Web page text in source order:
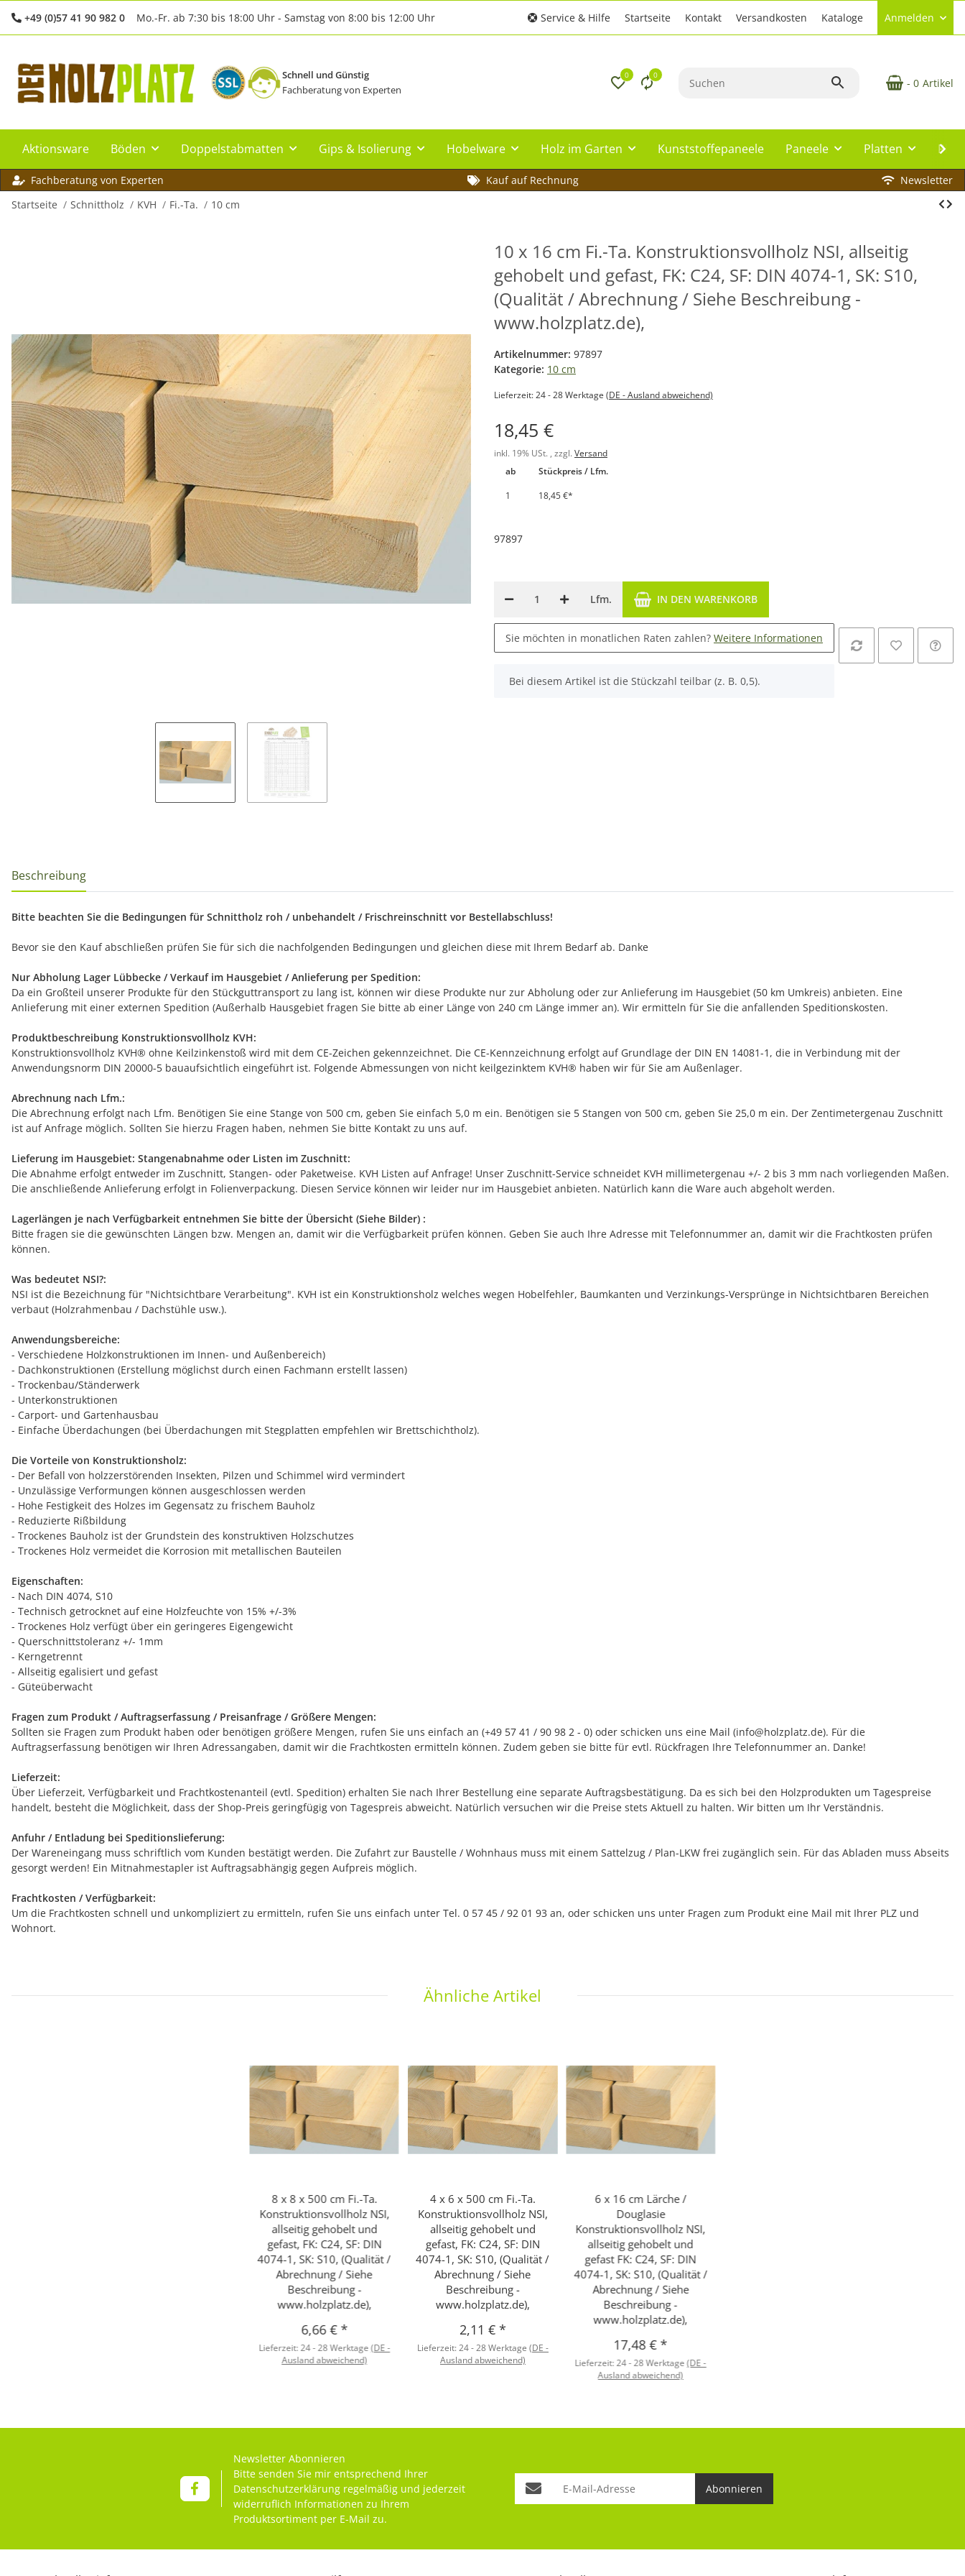
+49 (0)57 41 90 982 0 Mo.-Fr. ab 7:30 bis 18:00 Uhr - Samstag von 8:00 bis 12:00 Uhr Service & Hilfe Startseite Kontakt Versandkosten Kataloge Anmelden
Schnell und Günstig
Fachberatung von Experten
0 0
- 0 Artikel
Aktionsware Böden Doppelstabmatten Gips & Isolierung Hobelware Holz im Garten Kunststoffepaneele Paneele Platten
Fachberatung von Experten Kauf auf Rechnung
Newsletter
Startseite
Schnittholz KVH Fi.-Ta. 10 cm
10 x 16 cm Fi.-Ta. Konstruktionsvollholz NSI, allseitig
gehobelt und gefast, FK: C24, SF: DIN 4074-1, SK: S10,
(Qualität / Abrechnung / Siehe Beschreibung -
www.holzplatz.de),
Artikelnummer: 97897
Kategorie: 10 cm
Lieferzeit:24 - 28 Werktage (DE - Ausland abweichend)
18,45 €
inkl. 19% USt. , zzgl. Versand
ab
Stückpreis / Lfm.
1
18,45 €*
97897
Lfm. IN DEN WARENKORB
Sie möchten in monatlichen Raten zahlen? Weitere Informationen
x
Bei diesem Artikel ist die Stückzahl teilbar (z. B. 0,5).
Beschreibung
Bitte beachten Sie die Bedingungen für Schnittholz roh / unbehandelt / Frischreinschnitt vor Bestellabschluss!
Bevor sie den Kauf abschließen prüfen Sie für sich die nachfolgenden Bedingungen und gleichen diese mit Ihrem Bedarf ab. Danke
Nur Abholung Lager Lübbecke / Verkauf im Hausgebiet / Anlieferung per Spedition:
Da ein Großteil unserer Produkte für den Stückguttransport zu lang ist, können wir diese Produkte nur zur Abholung oder zur Anlieferung im Hausgebiet (50 km Umkreis) anbieten. Eine
Anlieferung mit einer externen Spedition (Außerhalb Hausgebiet fragen Sie bitte ab einer Länge von 240 cm Länge immer an). Wir ermitteln für Sie die anfallenden Speditionskosten.
Produktbeschreibung Konstruktionsvollholz KVH:
Konstruktionsvollholz KVH® ohne Keilzinkenstoß wird mit dem CE-Zeichen gekennzeichnet. Die CE-Kennzeichnung erfolgt auf Grundlage der DIN EN 14081-1, die in Verbindung mit der
Anwendungsnorm DIN 20000-5 bauaufsichtlich eingeführt ist. Folgende Abmessungen von nicht keilgezinktem KVH® haben wir für Sie am Außenlager.
Abrechnung nach Lfm.:
Die Abrechnung erfolgt nach Lfm. Benötigen Sie eine Stange von 500 cm, geben Sie einfach 5,0 m ein. Benötigen sie 5 Stangen von 500 cm, geben Sie 25,0 m ein. Der Zentimetergenau Zuschnitt
ist auf Anfrage möglich. Sollten Sie hierzu Fragen haben, nehmen Sie bitte Kontakt zu uns auf.
Lieferung im Hausgebiet: Stangenabnahme oder Listen im Zuschnitt:
Die Abnahme erfolgt entweder im Zuschnitt, Stangen- oder Paketweise. KVH Listen auf Anfrage! Unser Zuschnitt-Service schneidet KVH millimetergenau +/- 2 bis 3 mm nach vorliegenden Maßen.
Die anschließende Anlieferung erfolgt in Folienverpackung. Diesen Service können wir leider nur im Hausgebiet anbieten. Natürlich kann die Ware auch abgeholt werden.
Lagerlängen je nach Verfügbarkeit entnehmen Sie bitte der Übersicht (Siehe Bilder) :
Bitte fragen sie die gewünschten Längen bzw. Mengen an, damit wir die Verfügbarkeit prüfen können. Geben Sie auch Ihre Adresse mit Telefonnummer an, damit wir die Frachtkosten prüfen
können.
Was bedeutet NSI?:
NSI ist die Bezeichnung für "Nichtsichtbare Verarbeitung". KVH ist ein Konstruktionsholz welches wegen Hobelfehler, Baumkanten und Verzinkungs-Versprünge in Nichtsichtbaren Bereichen
verbaut (Holzrahmenbau / Dachstühle usw.).
Anwendungsbereiche:
- Verschiedene Holzkonstruktionen im Innen- und Außenbereich)
- Dachkonstruktionen (Erstellung möglichst durch einen Fachmann erstellt lassen)
- Trockenbau/Ständerwerk
- Unterkonstruktionen
- Carport- und Gartenhausbau
- Einfache Überdachungen (bei Überdachungen mit Stegplatten empfehlen wir Brettschichtholz).
Die Vorteile von Konstruktionsholz:
- Der Befall von holzzerstörenden Insekten, Pilzen und Schimmel wird vermindert
- Unzulässige Verformungen können ausgeschlossen werden
- Hohe Festigkeit des Holzes im Gegensatz zu frischem Bauholz
- Reduzierte Rißbildung
- Trockenes Bauholz ist der Grundstein des konstruktiven Holzschutzes
- Trockenes Holz vermeidet die Korrosion mit metallischen Bauteilen
Eigenschaften:
- Nach DIN 4074, S10
- Technisch getrocknet auf eine Holzfeuchte von 15% +/-3%
- Trockenes Holz verfügt über ein geringeres Eigengewicht
- Querschnittstoleranz +/- 1mm
- Kerngetrennt
- Allseitig egalisiert und gefast
- Güteüberwacht
Fragen zum Produkt / Auftragserfassung / Preisanfrage / Größere Mengen:
Sollten sie Fragen zum Produkt haben oder benötigen größere Mengen, rufen Sie uns einfach an (+49 57 41 / 90 98 2 - 0) oder schicken uns eine Mail (info@holzplatz.de). Für die
Auftragserfassung benötigen wir Ihren Adressangaben, damit wir die Frachtkosten ermitteln können. Zudem geben sie bitte für evtl. Rückfragen Ihre Telefonnummer an. Danke!
Lieferzeit:
Über Lieferzeit, Verfügbarkeit und Frachtkostenanteil (evtl. Spedition) erhalten Sie nach Ihrer Bestellung eine separate Auftragsbestätigung. Da es sich bei den Holzprodukten um Tagespreise
handelt, besteht die Möglichkeit, dass der Shop-Preis geringfügig von Tagespreis abweicht. Natürlich versuchen wir die Preise stets Aktuell zu halten. Wir bitten um Ihr Verständnis.
Anfuhr / Entladung bei Speditionslieferung:
Der Wareneingang muss schriftlich vom Kunden bestätigt werden. Die Zufahrt zur Baustelle / Wohnhaus muss mit einem Sattelzug / Plan-LKW frei zugänglich sein. Für das Abladen muss Abseits
gesorgt werden! Ein Mitnahmestapler ist Auftragsabhängig gegen Aufpreis möglich.
Frachtkosten / Verfügbarkeit:
Um die Frachtkosten schnell und unkompliziert zu ermitteln, rufen Sie uns einfach unter Tel. 0 57 45 / 92 01 93 an, oder schicken uns unter Fragen zum Produkt eine Mail mit Ihrer PLZ und
Wohnort.
Ähnliche Artikel
8 x 8 x 500 cm Fi.-Ta.
Konstruktionsvollholz NSI,
allseitig gehobelt und
gefast, FK: C24, SF: DIN
4074-1, SK: S10, (Qualität /
Abrechnung / Siehe
Beschreibung -
www.holzplatz.de),
6,66 € *
Lieferzeit:24 - 28 Werktage(DE -
Ausland abweichend)
4 x 6 x 500 cm Fi.-Ta.
Konstruktionsvollholz NSI,
allseitig gehobelt und
gefast, FK: C24, SF: DIN
4074-1, SK: S10, (Qualität /
Abrechnung / Siehe
Beschreibung -
www.holzplatz.de),
2,11 € *
Lieferzeit: 24 - 28 Werktage (DE -
Ausland abweichend)
6 x 16 cm Lärche /
Douglasie
Konstruktionsvollholz NSI,
allseitig gehobelt und
gefast FK: C24, SF: DIN
4074-1, SK: S10, (Qualität /
Abrechnung / Siehe
Beschreibung -
www.holzplatz.de),
17,48 € *
Lieferzeit:24 - 28 Werktage(DE -
Ausland abweichend)
Newsletter Abonnieren
Bitte senden Sie mir entsprechend Ihrer
Datenschutzerklärung regelmäßig und jederzeit
widerruflich Informationen zu Ihrem
Produktsortiment per E-Mail zu.
Abonnieren